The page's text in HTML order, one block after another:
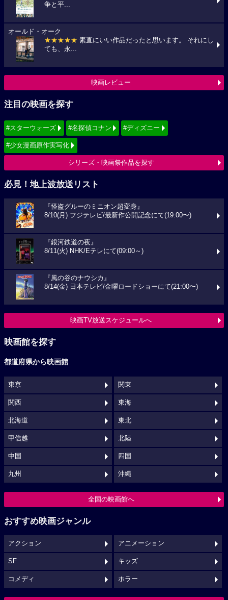
争と平...
オールド・オーク
★★★★★ 素直にいい作品だったと思います。 それにし
ても、永...
映画レビュー
注目の映画を探す
#スターウォーズ #名探偵コナン #ディズニー
#少女漫画原作実写化
シリーズ・映画祭作品を探す
必見！地上波放送リスト
『怪盗グルーのミニオン超変身』
8/10(月) フジテレビ/最新作公開記念にて(19:00〜)
『銀河鉄道の夜』
8/11(火) NHK/Eテレにて(09:00～)
『風の谷のナウシカ』
8/14(金) 日本テレビ/金曜ロードショーにて(21:00〜)
映画TV放送スケジュールへ
映画館を探す
都道府県から映画館
東京 関東
関西 東海
北海道 東北
甲信越 北陸
中国 四国
九州 沖縄
全国の映画館へ
おすすめ映画ジャンル
アクション アニメーション
SF キッズ
コメディ ホラー